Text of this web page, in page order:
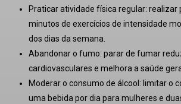
Praticar atividade física regular: realizar
minutos de exercícios de intensidade
dos dias da semana
Abandonar o fumo: parar de fumar
cardiovasculares e melhora a saúde
Moderar o consumo de álcool: limitar o
uma bebida por dia para mulheres e